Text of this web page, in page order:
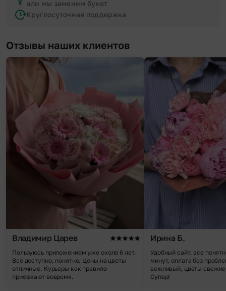
или мы заменим букет
Круглосуточная поддержка
Отзывы наших клиентов
Владимир Царев
Пользуюсь приложением уже около 6 лет.
Всё доступно, понятно. Цены на цветы
отличные. Курьеры как правило
приезжают вовремя.
Ирина Б.
Удобный сайт, все
минут, оплата без
вежливый, цветы
Супер!